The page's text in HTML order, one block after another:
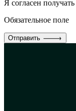
Я согласен получать
Обязательное поле
Отправить